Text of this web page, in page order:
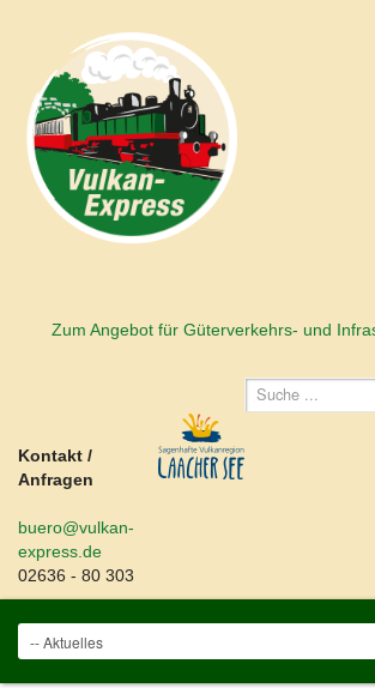
Zum Angebot für Güterverkehrs- und
Kontakt /
Anfragen
buero@vulkan-
express.de
02636 - 80 303